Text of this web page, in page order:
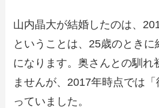
山内晶大が結婚したのは、
ということは、25歳のときに
になります。奥さんとの馴れ
ませんが、2017年時点では
っていました。